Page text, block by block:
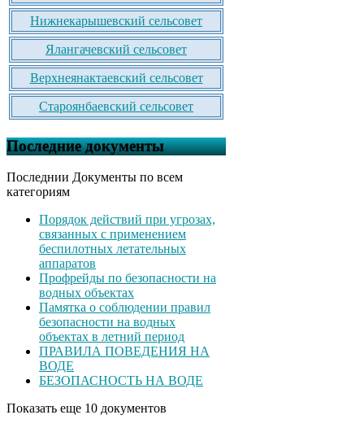
Нижнекарышевский сельсовет
Ялангачевский сельсовет
Верхнеянактаевский сельсовет
Староянбаевский сельсовет
Последние документы
Последнии Документы по всем
категориям
Порядок действий при угрозах,
связанных с применением
беспилотных летательных
аппаратов
Профрейды по безопасности на
водных объектах
Памятка о соблюдении правил
безопасности на водных
объектах в летний период
ПРАВИЛА ПОВЕДЕНИЯ НА
ВОДЕ
БЕЗОПАСНОСТЬ НА ВОДЕ
Показать еще 10 документов